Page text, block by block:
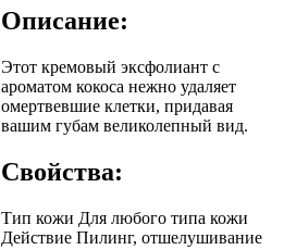
Описание:
Этот кремовый эксфолиант с
ароматом кокоса нежно удаляет
омертвевшие клетки, придавая
вашим губам великолепный вид.
Свойства:
Тип кожи Для любого типа кожи
Действие Пилинг, отшелушивание